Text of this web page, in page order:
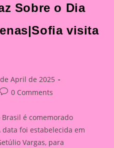
Sobre o Dia
visita
April de 2025
Post0 Comments
Brasil é comemorado
foi estabelecida em
Vargas, para